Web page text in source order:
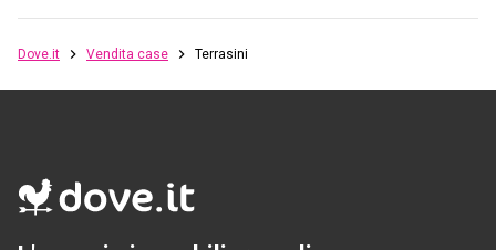
Dove.it Vendita case Terrasini